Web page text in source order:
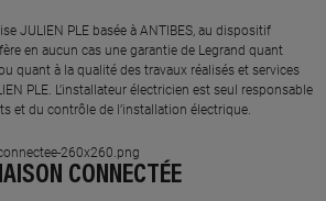
JULIEN PLE basée à ANTIBES, au dispositif
en aucun cas une garantie de Legrand quant
quant à la qualité des travaux réalisés et services
PLE. L’installateur électricien est seul responsable
et du contrôle de l’installation électrique.
CONNECTÉE